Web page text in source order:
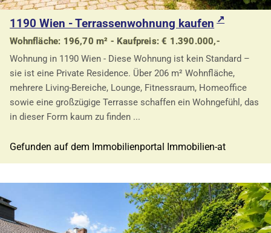
1190 Wien - Terrassenwohnung kaufen
Wohnfläche: 196,70 m² - Kaufpreis: € 1.390.000,-
Wohnung in 1190 Wien - Diese Wohnung ist kein Standard –
sie ist eine Private Residence. Über 206 m² Wohnfläche,
mehrere Living-Bereiche, Lounge, Fitnessraum, Homeoffice
sowie eine großzügige Terrasse schaffen ein Wohngefühl, das
in dieser Form kaum zu finden ...
Gefunden auf dem Immobilienportal Immobilien-at